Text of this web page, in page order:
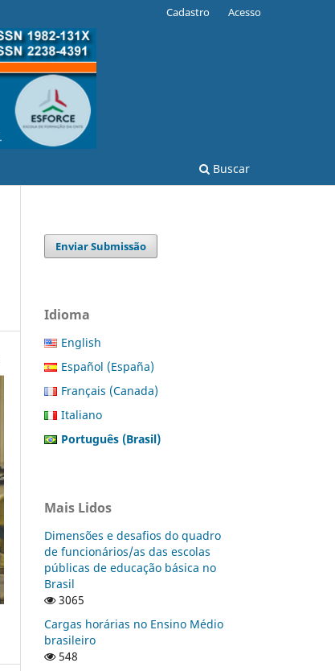
Buscar
Cadastro Acesso
Enviar Submissão
Idioma
English
Español (España)
Français (Canada)
Italiano
Português (Brasil)
Mais Lidos
Dimensões e desafios do quadro
de funcionários/as das escolas
públicas de educação básica no
Brasil
3065
Cargas horárias no Ensino Médio
brasileiro
548